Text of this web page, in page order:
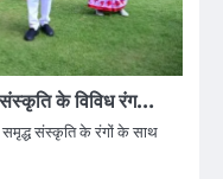
के विविध रंग…
संस्कृति के रंगों के साथ